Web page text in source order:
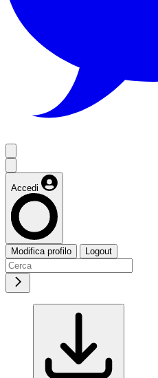
Accedi
Modifica profilo Logout